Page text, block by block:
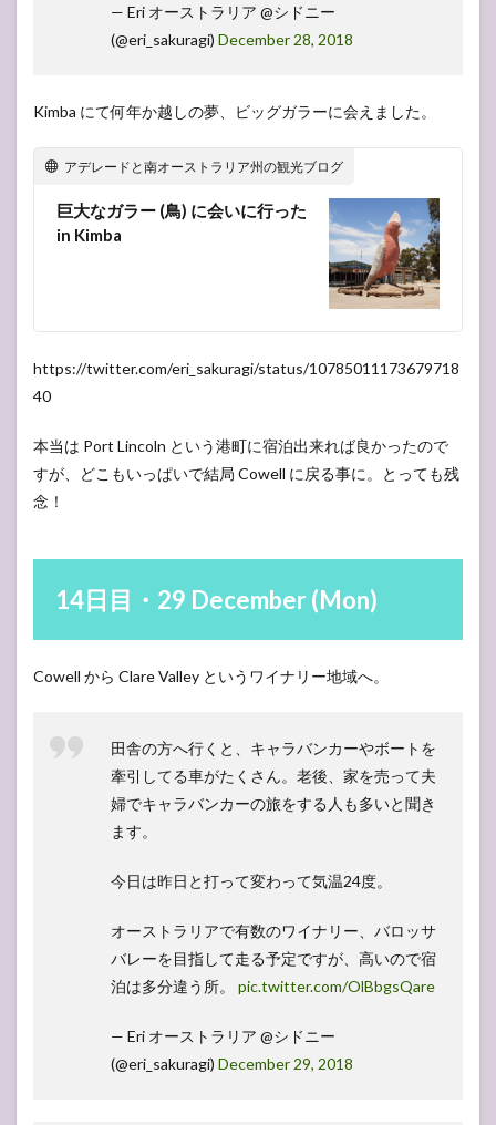
— Eri オーストラリア @シドニー
(@eri_sakuragi) December 28, 2018
Kimba にて何年か越しの夢、ビッグガラーに会えました。
アデレードと南オーストラリア州の観光ブログ
巨大なガラー (鳥) に会いに行った
in Kimba
https://twitter.com/eri_sakuragi/status/10785011173679718
40
本当は Port Lincoln という港町に宿泊出来れば良かったので
すが、どこもいっぱいで結局 Cowell に戻る事に。とっても残
念！
14日目・29 December (Mon)
Cowell から Clare Valley というワイナリー地域へ。
田舎の方へ行くと、キャラバンカーやボートを
牽引してる車がたくさん。老後、家を売って夫
婦でキャラバンカーの旅をする人も多いと聞き
ます。
今日は昨日と打って変わって気温24度。
オーストラリアで有数のワイナリー、バロッサ
バレーを目指して走る予定ですが、高いので宿
泊は多分違う所。 pic.twitter.com/OlBbgsQare
— Eri オーストラリア @シドニー
(@eri_sakuragi) December 29, 2018